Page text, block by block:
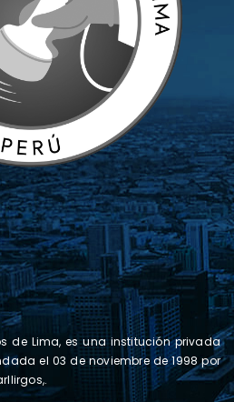
de Lima, es una institución privada
el 03 de noviembre de 1998 por